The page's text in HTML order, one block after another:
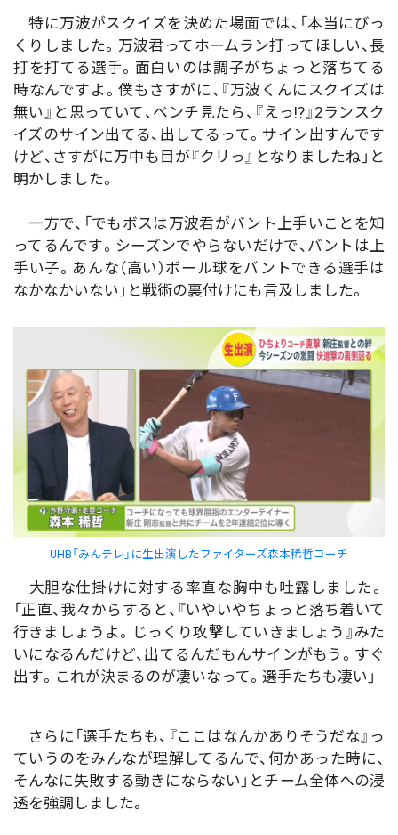
特に万波がスクイズを決めた場面では、「本当にびっ
くりしました。万波君ってホームラン打ってほしい、長
打を打てる選手。面白いのは調子がちょっと落ちてる
時なんですよ。僕もさすがに、『万波くんにスクイズは
無い』と思っていて、ベンチ見たら、『えっ!?』2ランスク
イズのサイン出てる、出してるって。サイン出すんです
けど、さすがに万中も目が『クリっ』となりましたね」と
明かしました。
一方で、「でもボスは万波君がバント上手いことを知
ってるんです。シーズンでやらないだけで、バントは上
手い子。あんな（高い）ボール球をバントできる選手は
なかなかいない」と戦術の裏付けにも言及しました。
UHB「みんテレ」に生出演したファイターズ森本稀哲コーチ
大胆な仕掛けに対する率直な胸中も吐露しました。
「正直、我々からすると、『いやいやちょっと落ち着いて
行きましょうよ。じっくり攻撃していきましょう』みた
いになるんだけど、出てるんだもんサインがもう。すぐ
出す。これが決まるのが凄いなって。選手たちも凄い」
さらに「選手たちも、『ここはなんかありそうだな』っ
ていうのをみんなが理解してるんで、何かあった時に、
そんなに失敗する動きにならない」とチーム全体への浸
透を強調しました。